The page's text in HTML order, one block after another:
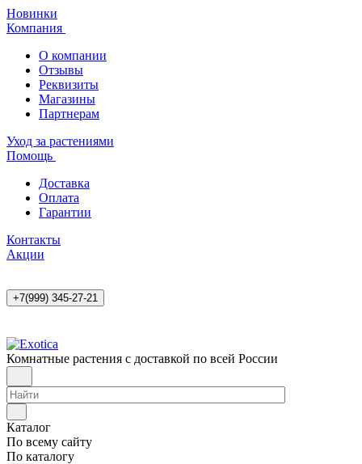
Новинки
Компания
О компании
Отзывы
Реквизиты
Магазины
Партнерам
Уход за растениями
Помощь
Доставка
Оплата
Гарантии
Контакты
Акции
+7(999) 345-27-21
Комнатные растения с доставкой по всей России
Каталог
По всему сайту
По каталогу